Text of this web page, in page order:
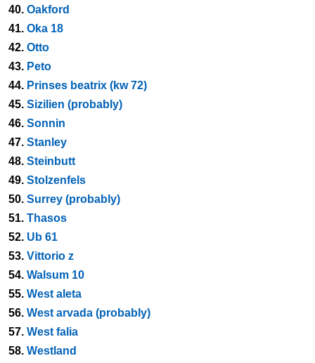
40. Oakford
41. Oka 18
42. Otto
43. Peto
44. Prinses beatrix (kw 72)
45. Sizilien (probably)
46. Sonnin
47. Stanley
48. Steinbutt
49. Stolzenfels
50. Surrey (probably)
51. Thasos
52. Ub 61
53. Vittorio z
54. Walsum 10
55. West aleta
56. West arvada (probably)
57. West falia
58. Westland